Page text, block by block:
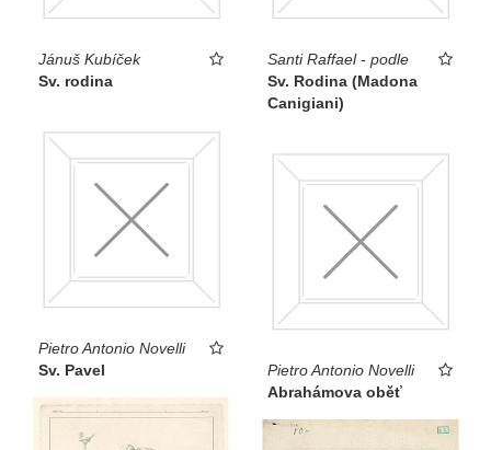
Jánuš Kubíček
Sv. rodina
Santi Raffael - podle
Sv. Rodina (Madona
Canigiani)
Pietro Antonio Novelli
Sv. Pavel
Pietro Antonio Novelli
Abrahámova oběť